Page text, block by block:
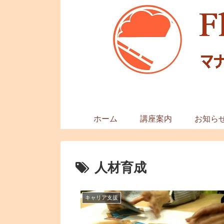
ホーム 講座案内 お知ら
人材育成
キャリア支援